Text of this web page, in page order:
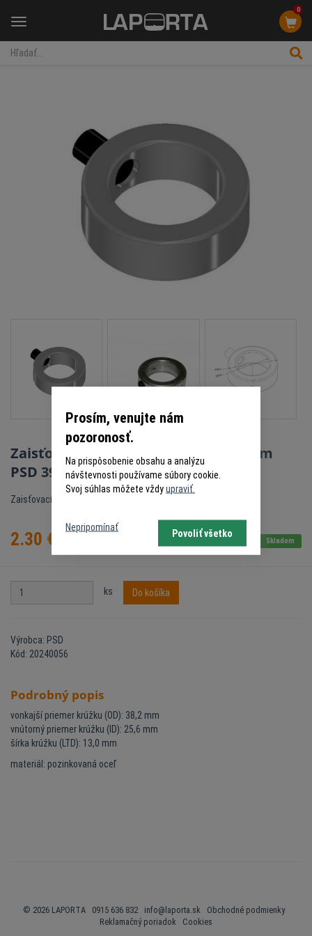
Menu
0
Zaisťovací krúžok pre hriadeľ 25,4 mm
PSD 3901
Zaisťovací krúžok
2.30 € Skladom
ks Do košíka
Výrobca: PSD
Kód: 20240056
Podrobný popis
vonkajší priemer krúžku (OD): 38,2 mm
vnútorný priemer krúžku (ID): 25,6 mm
šírka krúžku (LTD): 13,0 mm
materiál: pozinkovaná oceľ
© 2026 LAPORTA 0915 636 832 info@laporta.sk
Obchodné podmienky
Reklamačný poriadok
Cookies
Prosím, venujte nám
pozoronosť.
Na prispôsobenie obsahu a analýzu
návštevnosti používame súbory cookie.
Svoj súhlas môžete vždyupraviť.
Nepripomínať
Povoliť všetko